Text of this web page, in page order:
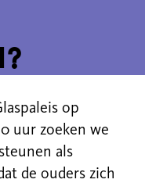
op
uur zoeken we
als
de ouders zich